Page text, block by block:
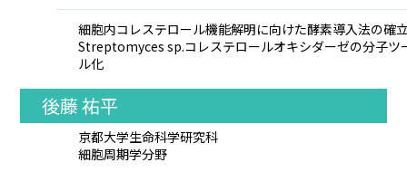
細胞内コレステロール機能解明に向けた酵素導入法の確
Streptomyces sp.コレステロールオキシダーゼの分子ツ
ル化
後藤 祐平
京都大学生命科学研究科
細胞周期学分野